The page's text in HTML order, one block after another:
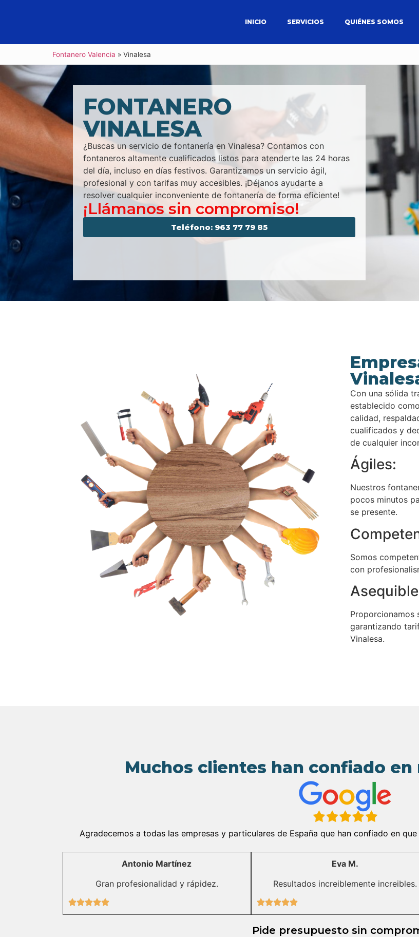
INICIO SERVICIOS QUIÉNES SOMOS
Fontanero Valencia » Vinalesa
FONTANERO
VINALESA
¿Buscas un servicio de fontanería en Vinalesa? Contamos con
fontaneros altamente cualificados listos para atenderte las 24 horas
del día, incluso en días festivos. Garantizamos un servicio ágil,
profesional y con tarifas muy accesibles. ¡Déjanos ayudarte a
resolver cualquier inconveniente de fontanería de forma eficiente!
¡Llámanos sin compromiso!
Teléfono: 963 77 79 85
Con una sólida
establecido
calidad,
cualificados y
de cualquier
Ágiles:
Nuestros
pocos minutos
se presente.
Somos
con
Proporcionamos
garantizando
Vinalesa.
Muchos clientes han confiado
Agradecemos a todas las empresas y particulares de España que han confiado en
Antonio Martínez
Gran profesionalidad y rápidez.
Eva M.
Resultados increiblemente increibles.
Pide presupuesto sin